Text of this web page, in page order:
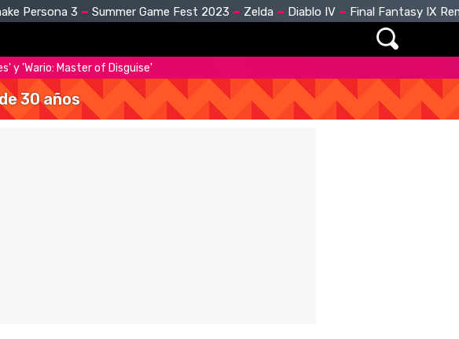
Persona 3 Summer Game Fest 2023 Zelda Diablo IV Final Fantasy IX
y 'Wario: Master of Disguise'
30 años